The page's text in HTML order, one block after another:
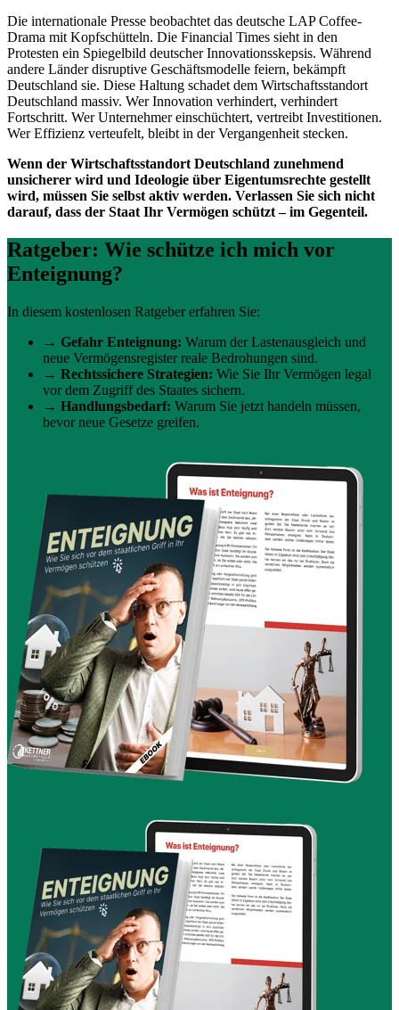
Die internationale Presse beobachtet das deutsche LAP Coffee-
Drama mit Kopfschütteln. Die Financial Times sieht in den
Protesten ein Spiegelbild deutscher Innovationsskepsis. Während
andere Länder disruptive Geschäftsmodelle feiern, bekämpft
Deutschland sie. Diese Haltung schadet dem Wirtschaftsstandort
Deutschland massiv. Wer Innovation verhindert, verhindert
Fortschritt. Wer Unternehmer einschüchtert, vertreibt Investitionen.
Wer Effizienz verteufelt, bleibt in der Vergangenheit stecken.
Wenn der Wirtschaftsstandort Deutschland zunehmend
unsicherer wird und Ideologie über Eigentumsrechte gestellt
wird, müssen Sie selbst aktiv werden. Verlassen Sie sich nicht
darauf, dass der Staat Ihr Vermögen schützt – im Gegenteil.
Ratgeber: Wie schütze ich mich vor
Enteignung?
In diesem kostenlosen Ratgeber erfahren Sie:
→ Gefahr Enteignung: Warum der Lastenausgleich und
neue Vermögensregister reale Bedrohungen sind.
→ Rechtssichere Strategien: Wie Sie Ihr Vermögen legal
vor dem Zugriff des Staates sichern.
→ Handlungsbedarf: Warum Sie jetzt handeln müssen,
bevor neue Gesetze greifen.